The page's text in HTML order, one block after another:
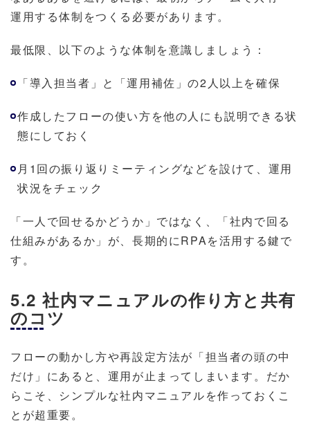
運用する体制をつくる必要があります。
最低限、以下のような体制を意識しましょう：
「導入担当者」と「運用補佐」の2人以上を確保
作成したフローの使い方を他の人にも説明できる状
態にしておく
月1回の振り返りミーティングなどを設けて、運用
状況をチェック
「一人で回せるかどうか」ではなく、「社内で回る
仕組みがあるか」が、長期的にRPAを活用する鍵で
す。
5.2 社内マニュアルの作り方と共有
のコツ
フローの動かし方や再設定方法が「担当者の頭の中
だけ」にあると、運用が止まってしまいます。だか
らこそ、シンプルな社内マニュアルを作っておくこ
とが超重要。